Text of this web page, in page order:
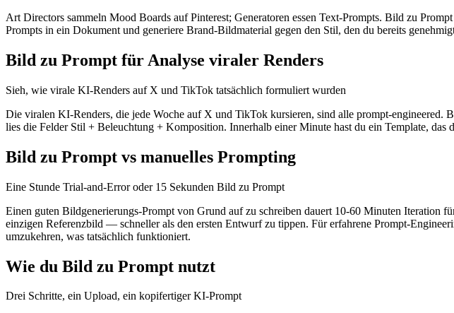
Art Directors sammeln Mood Boards auf Pinterest; Generatoren essen Text-Prompts. Bild zu
Prompts in ein Dokument und generiere Brand-Bildmaterial gegen den Stil, den du bereits
Bild zu Prompt für Analyse viraler Renders
Sieh, wie virale KI-Renders auf X und TikTok tatsächlich formuliert wurden
Die viralen KI-Renders, die jede Woche auf X und TikTok kursieren, sind alle prompt-engineered.
lies die Felder Stil + Beleuchtung + Komposition. Innerhalb einer Minute hast du ein Template, das
Bild zu Prompt vs manuelles Prompting
Eine Stunde Trial-and-Error oder 15 Sekunden Bild zu Prompt
Einen guten Bildgenerierungs-Prompt von Grund auf zu schreiben dauert 10-60 Minuten Iteration
einzigen Referenzbild — schneller als den ersten Entwurf zu tippen. Für erfahrene Prompt-
umzukehren, was tatsächlich funktioniert.
Wie du Bild zu Prompt nutzt
Drei Schritte, ein Upload, ein kopifertiger KI-Prompt